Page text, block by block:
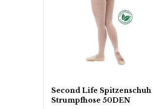
Second Life Spitzenschuh
Strumpfhose 50DEN